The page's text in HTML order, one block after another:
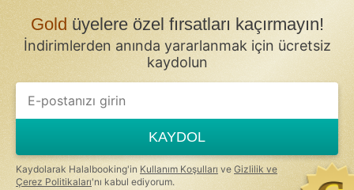
Goldüyelere özel fırsatları kaçırmayın!
İndirimlerden anında yararlanmak için ücretsiz
kaydolun
KAYDOL
Kaydolarak Halalbooking'in Kullanım Koşulları ve Gizlilik ve
Çerez Politikaları'nı kabul ediyorum.